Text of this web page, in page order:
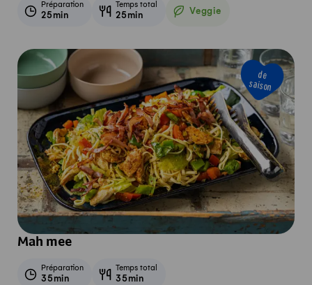
Préparation
25min
Temps total
25min Veggie
Veggie
de
saison
Mah mee
Préparation
35min
Temps total
35min